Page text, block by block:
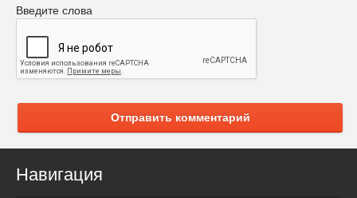
Введите слова
Отправить комментарий
Навигация